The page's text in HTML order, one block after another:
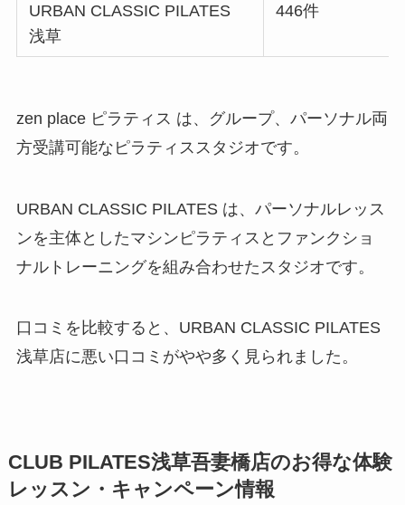
URBAN CLASSIC PILATES
浅草
446件
zen place ピラティス は、グループ、パーソナル両
方受講可能なピラティススタジオです。
URBAN CLASSIC PILATES は、パーソナルレッス
ンを主体としたマシンピラティスとファンクショ
ナルトレーニングを組み合わせたスタジオです。
口コミを比較すると、URBAN CLASSIC PILATES
浅草店に悪い口コミがやや多く見られました。
CLUB PILATES浅草吾妻橋店のお得な体験
レッスン・キャンペーン情報